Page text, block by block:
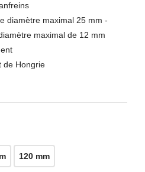
diamètre maximal 25 mm -
maximal de 12 mm
de Hongrie
120 mm